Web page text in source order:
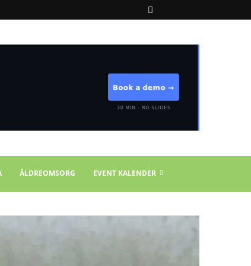
ÄLDREOMSORG EVENT KALENDER